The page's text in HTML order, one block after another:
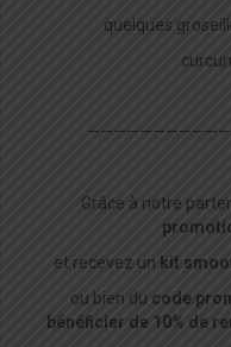
quelques
Grâce à notre
et recevez un kit
ou bien du code
bénéficier de 10% de